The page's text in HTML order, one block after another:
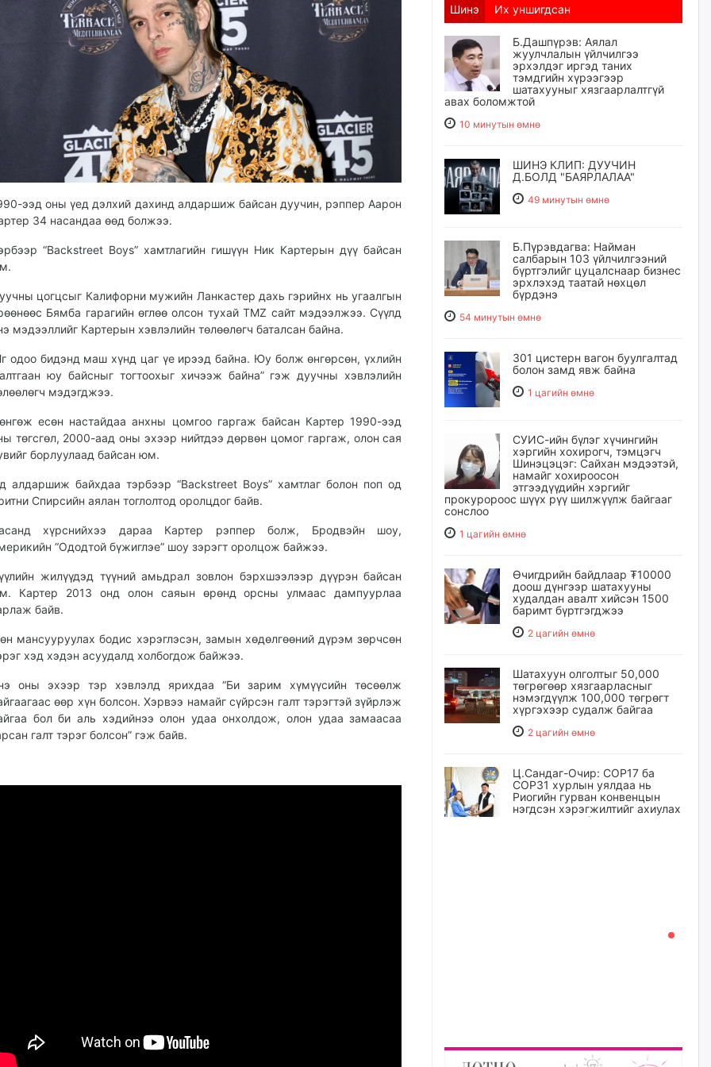
ээд оны үед дэлхий дахинд алдаршиж байсан дуучин, рэппер Аарон
34 насандаа өөд болжээ.
“Backstreet Boys” хамтлагийн гишүүн Ник Картерын дүү байсан
цогцсыг Калифорни мужийн Ланкастер дахь гэрийнх нь угаалгын
Бямба гарагийн өглөө олсон тухай TMZ сайт мэдээлжээ. Сүүлд
мэдээллийг Картерын хэвлэлийн төлөөлөгч баталсан байна.
одоо бидэнд маш хүнд цаг үе ирээд байна. Юу болж өнгөрсөн, үхлийн
юу байсныг тогтоохыг хичээж байна” гэж дуучны хэвлэлийн
мэдэгджээ.
есөн настайдаа анхны цомгоо гаргаж байсан Картер 1990-ээд
төгсгөл, 2000-аад оны эхээр нийтдээ дөрвөн цомог гаргаж, олон сая
борлуулаад байсан юм.
алдаршиж байхдаа тэрбээр “Backstreet Boys” хамтлаг болон поп од
Спирсийн аялан тоглолтод оролцдог байв.
хүрснийхээ дараа Картер рэппер болж, Бродвэйн шоу,
“Ододтой бүжиглэе” шоу зэрэгт оролцож байжээ.
жилүүдэд түүний амьдрал зовлон бэрхшээлээр дүүрэн байсан
Картер 2013 онд олон саяын өрөнд орсны улмаас дампуурлаа
байв.
мансууруулах бодис хэрэглэсэн, замын хөдөлгөөний дүрэм зөрчсөн
хэд хэдэн асуудалд холбогдож байжээ.
оны эхээр тэр хэвлэлд ярихдаа “Би зарим хүмүүсийн төсөөлж
өөр хүн болсон. Хэрвээ намайг сүйрсэн галт тэрэгтэй зүйрлэж
бол би аль хэдийнээ олон удаа онхолдож, олон удаа замаасаа
галт тэрэг болсон” гэж байв.
Шинэ Их уншигдсан
Б.Дашпүрэв: Аялал
жуулчлалын үйлчилгээ
эрхэлдэг иргэд таних
тэмдгийн хүрээгээр
шатахууныг хязгаарлалтгүй
авах боломжтой
10 минутын өмнө
ШИНЭ КЛИП: ДУУЧИН
Д.БОЛД "БАЯРЛАЛАА"
49 минутын өмнө
Б.Пүрэвдагва: Найман
салбарын 103 үйлчилгээний
бүртгэлийг цуцалснаар бизнес
эрхлэхэд таатай нөхцөл
бүрдэнэ
54 минутын өмнө
301 цистерн вагон буулгалтад
болон замд явж байна
1 цагийн өмнө
СУИС-ийн бүлэг хүчингийн
хэргийн хохирогч, тэмцэгч
Шинэцэцэг: Сайхан мэдээтэй,
намайг хохироосон
этгээдүүдийн хэргийг
прокуророос шүүх рүү шилжүүлж байгааг
сонслоо
1 цагийн өмнө
Өчигдрийн байдлаар ₮10000
доош дүнгээр шатахууны
худалдан авалт хийсэн 1500
баримт бүртгэгджээ
2 цагийн өмнө
Шатахуун олголтыг 50,000
төгрөгөөр хязгаарласныг
нэмэгдүүлж 100,000 төгрөгт
хүргэхээр судалж байгаа
2 цагийн өмнө
Ц.Сандаг-Очир: COP17 ба
COP31 хурлын уялдаа нь
Риогийн гурван конвенцын
нэгдсэн хэрэгжилтийг ахиулах
чухал алхам болно